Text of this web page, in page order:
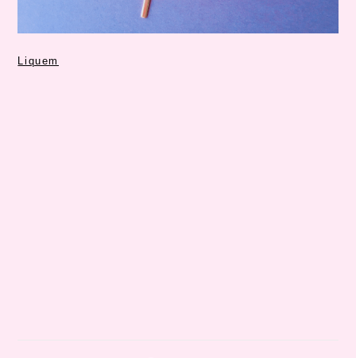
Liquem